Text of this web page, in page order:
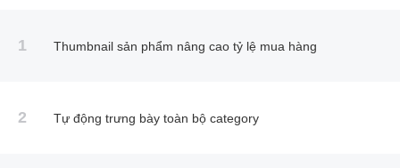
1 Thumbnail sản phẩm nâng cao tỷ lệ mua hàng
2 Tự động trưng bày toàn bộ category